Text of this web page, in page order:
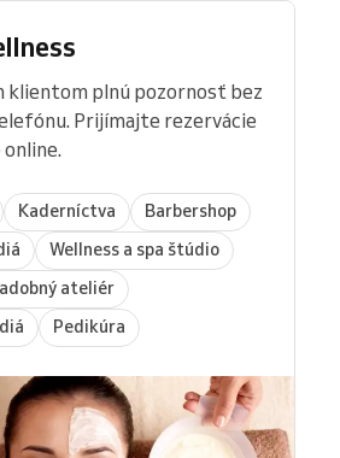
klientom plnú pozornosť bez
Prijímajte rezervácie
Kaderníctva
Barbershop
Wellness a spa štúdio
ateliér
Pedikúra